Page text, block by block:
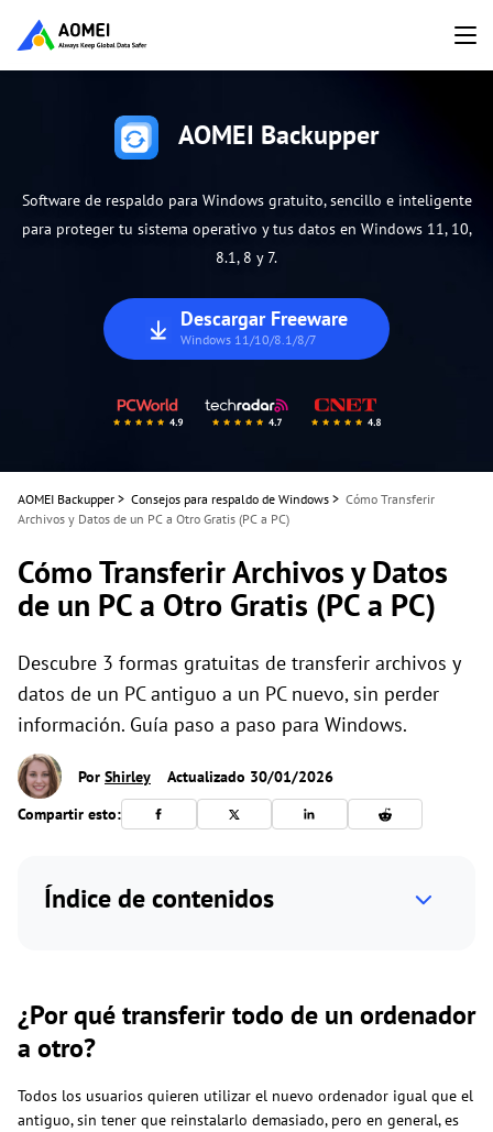
AOMEI Backupper
Software de respaldo para Windows gratuito, sencillo e inteligente
para proteger tu sistema operativo y tus datos en Windows 11, 10,
8.1, 8 y 7.
Descargar Freeware
Windows 11/10/8.1/8/7
AOMEI Backupper > Consejos para respaldo de Windows > Cómo Transferir
Archivos y Datos de un PC a Otro Gratis (PC a PC)
Cómo Transferir Archivos y Datos
de un PC a Otro Gratis (PC a PC)
Descubre 3 formas gratuitas de transferir archivos y
datos de un PC antiguo a un PC nuevo, sin perder
información. Guía paso a paso para Windows.
Por Shirley
Actualizado 30/01/2026
Compartir esto:
Índice de contenidos
¿Por qué transferir todo de un ordenador
a otro?
Todos los usuarios quieren utilizar el nuevo ordenador igual que el
antiguo, sin tener que reinstalarlo demasiado, pero en general, es